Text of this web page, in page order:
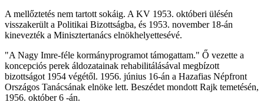
A mellőztetés nem tartott sokáig. A KV 1953. októberi ülésén
visszakerült a Politikai Bizottságba, és 1953. november 18-án
kinevezték a Minisztertanács elnökhelyettesévé.
"A Nagy Imre-féle kormányprogramot támogattam." Ő vezette a
koncepciós perek áldozatainak rehabilitálásával megbízott
bizottságot 1954 végétől. 1956. június 16-án a Hazafias Népfront
Országos Tanácsának elnöke lett. Beszédet mondott Rajk temetésén,
1956. október 6 -án.